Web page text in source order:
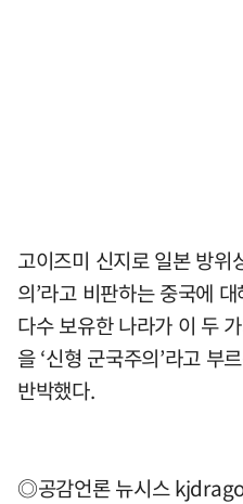
고이즈미 신지로 일본 방위
의’라고 비판하는 중국에
다수 보유한 나라가 이 두
을 ‘신형 군국주의’라고 부
반박했다.
◎공감언론 뉴시스